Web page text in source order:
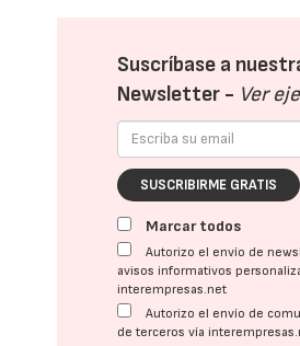
Suscríbase a
Newsletter - Ver
SUSCRIBIRME GRATIS
Marcar todos
Autorizo el envío de
avisos informativos
interempresas.net
Autorizo el envío de
de terceros vía